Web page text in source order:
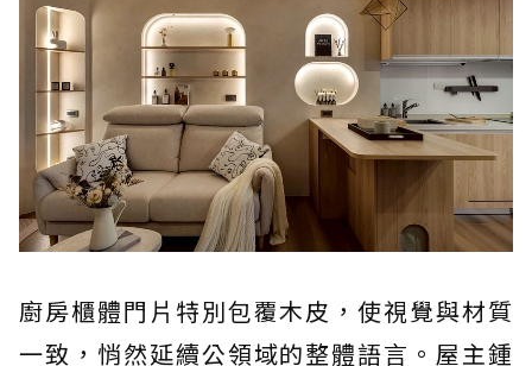
廚房櫃體門片特別包覆木皮，使視覺與材質
一致，悄然延續公領域的整體語言。屋主鍾